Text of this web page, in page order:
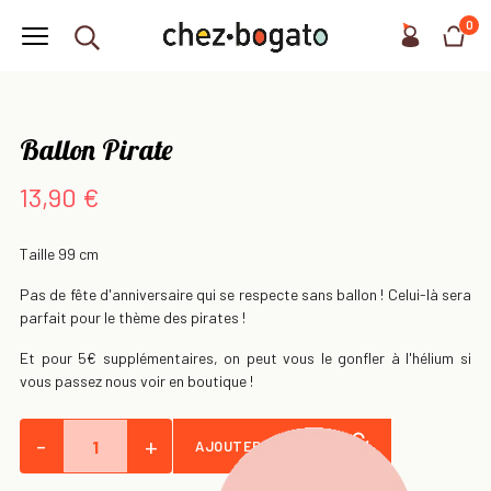
0
Ballon Pirate
13,90 €
Taille 99 cm
Pas de fête d'anniversaire qui se respecte sans ballon ! Celui-là sera
parfait pour le thème des pirates !
Et pour 5€ supplémentaires, on peut vous le gonfler à l'hélium si
vous passez nous voir en boutique !
- + AJOUTER AU PANIER